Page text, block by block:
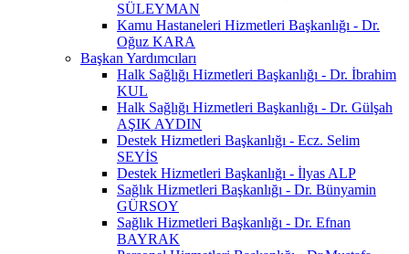
SÜLEYMAN
Kamu Hastaneleri Hizmetleri Başkanlığı - Dr.
Oğuz KARA
Başkan Yardımcıları
Halk Sağlığı Hizmetleri Başkanlığı - Dr. İbrahim
KUL
Halk Sağlığı Hizmetleri Başkanlığı - Dr. Gülşah
AŞIK AYDIN
Destek Hizmetleri Başkanlığı - Ecz. Selim
SEYİS
Destek Hizmetleri Başkanlığı - İlyas ALP
Sağlık Hizmetleri Başkanlığı - Dr. Bünyamin
GÜRSOY
Sağlık Hizmetleri Başkanlığı - Dr. Efnan
BAYRAK